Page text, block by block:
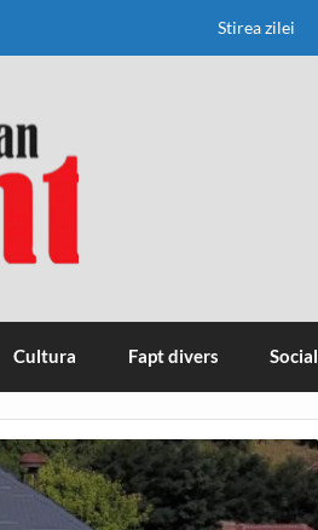
Stirea zilei
Cultura Fapt divers Social